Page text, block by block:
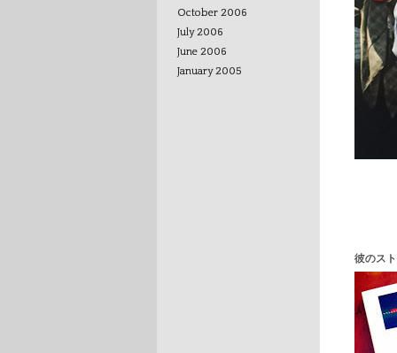
October 2006
July 2006
June 2006
January 2005
彼のス